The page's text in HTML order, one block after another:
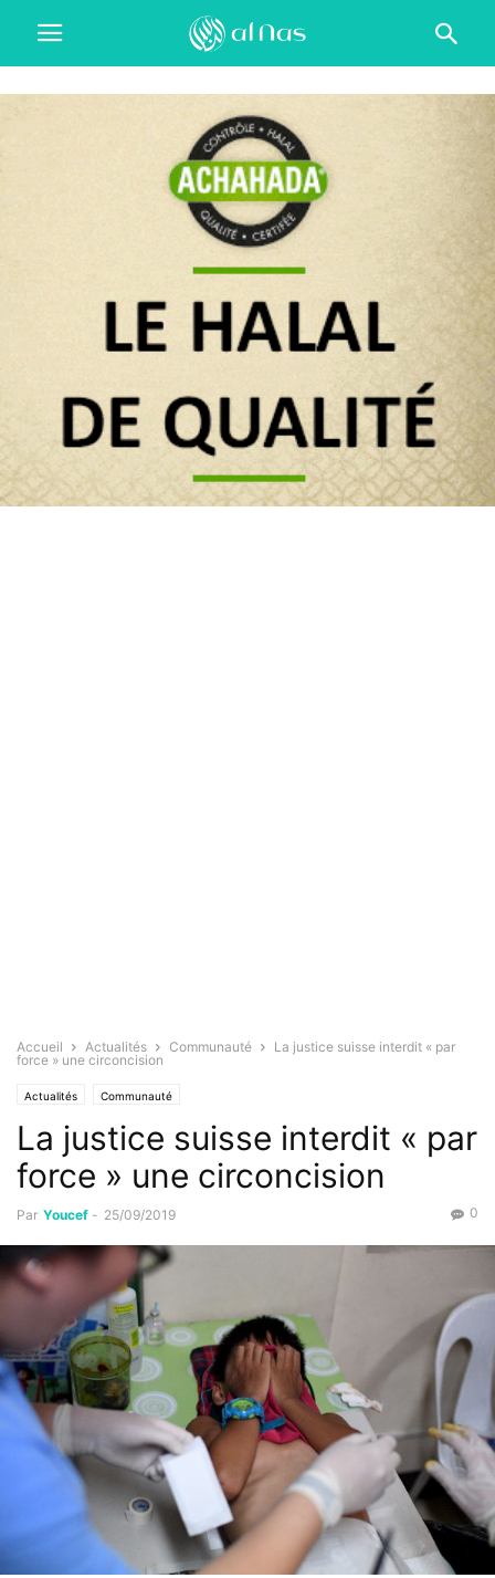
Accueil Actualités Communauté
La justice suisse interdit « par
force » une circoncision
Actualités Communauté
La justice suisse interdit « par
force » une circoncision
Par Youcef - 25/09/2019 0